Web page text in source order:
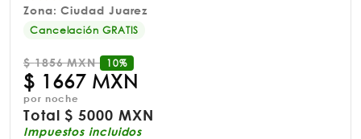
Zona: Ciudad Juarez
Cancelación GRATIS
$1856 MXN 10%
$ 1667 MXN
por noche
Total$5000 MXN
Impuestos incluidos